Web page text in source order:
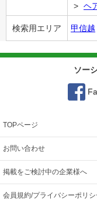
ヘ
検索用エリア 甲信越
ソー
TOPページ
お問い合わせ
掲載をご検討中の企業様へ
会員規約/プライバシーポリシ